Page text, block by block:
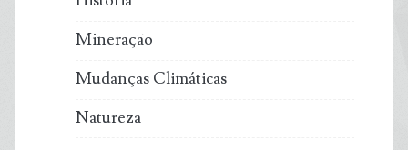
Mineração
Mudanças Climáticas
Natureza